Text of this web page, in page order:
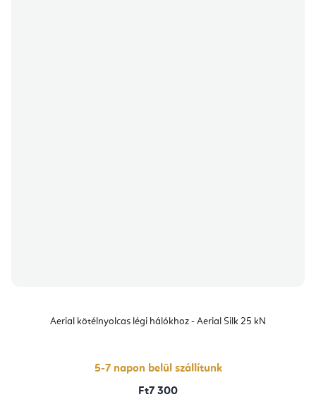
Aerial kötélnyolcas légi hálókhoz - Aerial Silk 25 kN
5-7 napon belül szállítunk
Ft7 300